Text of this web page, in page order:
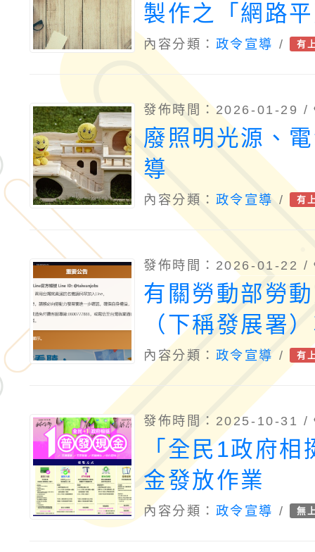
製作之「網路
護設定懶人包
關連結一案，
內容分類： 政令宣導 / 有
發佈時間：2026-01-29 /
廢照明光源、
導
內容分類： 政令宣導 / 有
發佈時間：2026-01-22 /
有關勞動部勞
（下稱發展署
就業通名義遭
用一案，請查
內容分類： 政令宣導 / 有
發佈時間：2025-10-31 /
「全民1政府
金發放作業
內容分類： 政令宣導 / 無